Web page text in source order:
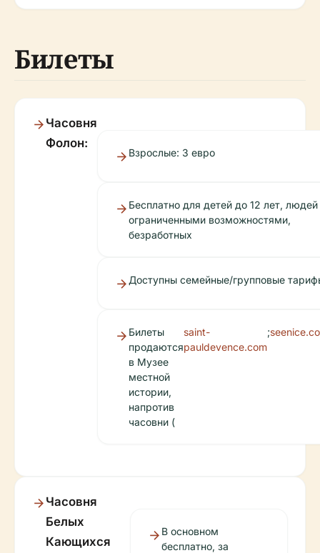
Билеты
Часовня
Фолон:
Взрослые: 3 евро
Бесплатно для детей до 12 лет, людей
ограниченными возможностями,
безработных
Доступны семейные/групповые
Билеты
продаются
в Музее
местной
истории,
напротив
часовни (
saint-
pauldevence.com
;
Часовня
Белых
Кающихся
В основном
бесплатно, за